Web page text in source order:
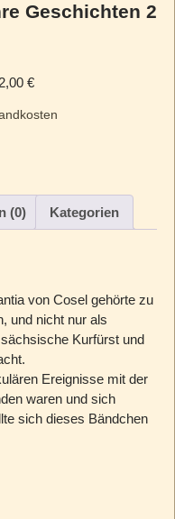
Geschichten 2
€
(0) Kategorien
von Cosel gehörte zu
und nicht nur als
Kurfürst und
Ereignisse mit der
waren und sich
sich dieses Bändchen